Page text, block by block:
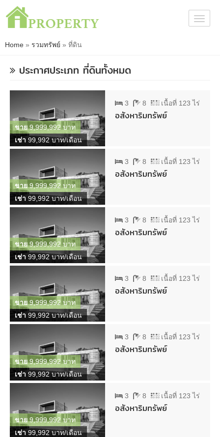
Home » รวมทรัพย์ » ที่ดิน
ประกาศประเภท ที่ดินทั้งหมด
เช่า 99,992 บาท/เดือน
ขาย9,999,992 บาท
3 8 เนื้อที่ 123 ไร่
อสังหาริมทรัพย์
เช่า 99,992 บาท/เดือน
ขาย9,999,992 บาท
3 8 เนื้อที่ 123 ไร่
อสังหาริมทรัพย์
เช่า 99,992 บาท/เดือน
ขาย9,999,992 บาท
3 8 เนื้อที่ 123 ไร่
อสังหาริมทรัพย์
เช่า 99,992 บาท/เดือน
ขาย9,999,992 บาท
3 8 เนื้อที่ 123 ไร่
อสังหาริมทรัพย์
เช่า 99,992 บาท/เดือน
ขาย9,999,992 บาท
3 8 เนื้อที่ 123 ไร่
อสังหาริมทรัพย์
เช่า 99,992 บาท/เดือน
ขาย9,999,992 บาท
3 8 เนื้อที่ 123 ไร่
อสังหาริมทรัพย์